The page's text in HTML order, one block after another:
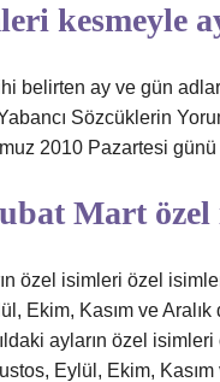
kesmeyle
belirten ay ve gün
Sözcüklerin
2010 Pazartesi günü
Mart özel
özel isimleri özel
Ekim, Kasım ve
ayların özel
Eylül, Ekim,